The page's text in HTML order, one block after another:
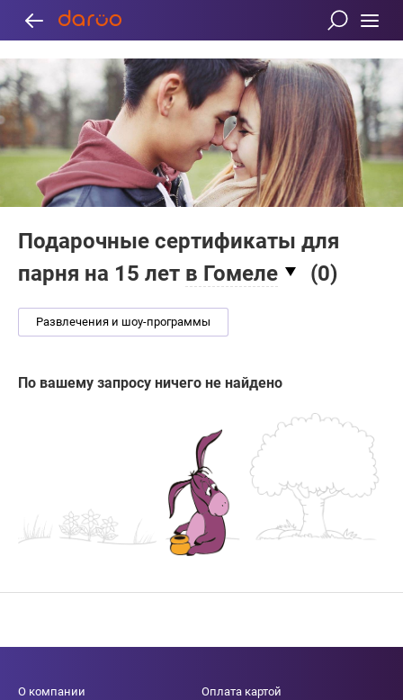
Подарочные сертификаты для
парня на 15 лет в Гомеле (0)
Развлечения и шоу-программы
По вашему запросу ничего не найдено
О компании Оплата картой